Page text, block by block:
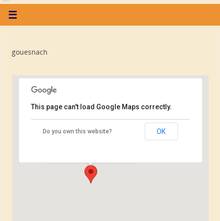
gouesnach
This page can't load Google Maps correctly.
Do you own this website? OK